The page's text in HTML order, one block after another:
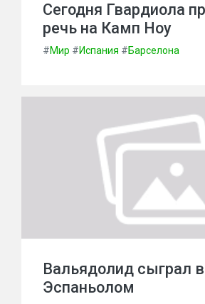
Сегодня Гвардиола
речь на Камп Ноу
#Мир #Испания #Барселона
Вальядолид сыграл
Эспаньолом